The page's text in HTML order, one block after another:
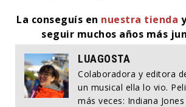
La conseguís en nuestra tienda
seguir muchos años más
LUAGOSTA
Colaboradora y editora
un musical ella lo vio.
más veces: Indiana